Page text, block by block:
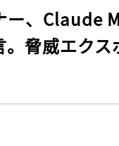
ー、Claude
。脅威エク
に入りに
インが必